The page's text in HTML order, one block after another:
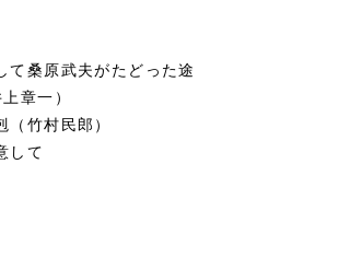
桑原武夫がたどった途
章一）
竹村民郎）
して